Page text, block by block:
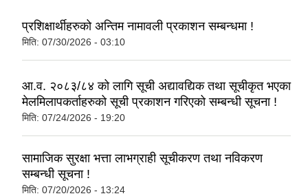
प्रशिक्षार्थीहरुको अन्तिम नामावली प्रकाशन सम्बन्धमा !
मिति: 07/30/2026 - 03:10
आ.व. २०८३/८४ को लागि सूची अद्यावद्यिक तथा सूचीकृत भएका
मेलमिलापकर्ताहरुको सूची प्रकाशन गरिएको सम्बन्धी सूचना !
मिति: 07/24/2026 - 19:20
सामाजिक सुरक्षा भत्ता लाभग्राही सूचीकरण तथा नविकरण
सम्बन्धी सूचना !
मिति: 07/20/2026 - 13:24